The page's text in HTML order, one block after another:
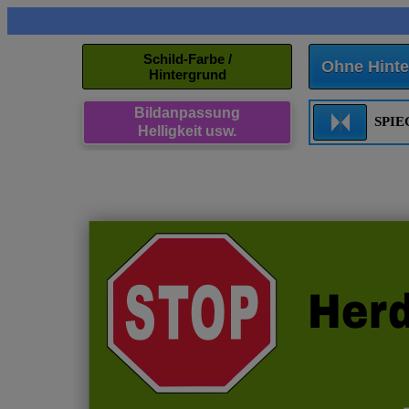
Schild-Farbe /
Hintergrund
Ohne
Bildanpassung
Helligkeit usw.